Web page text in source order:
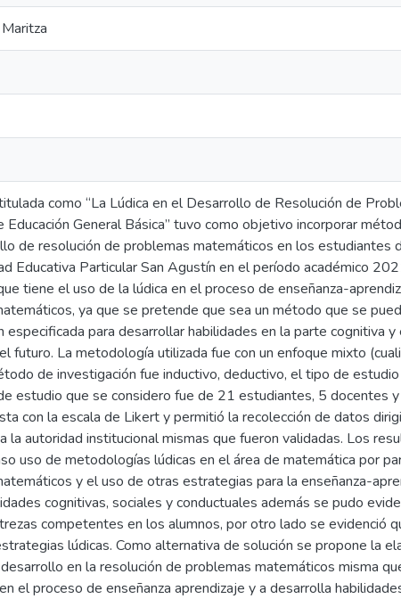
como “La Lúdica en el Desarrollo de Resolución de
General Básica” tuvo como objetivo incorporar
de resolución de problemas matemáticos en los estudiantes
Educativa Particular San Agustín en el período académico
tiene el uso de la lúdica en el proceso de enseñanza-
ya que se pretende que sea un método que se
especificada para desarrollar habilidades en la parte cognitiva
futuro. La metodología utilizada fue con un enfoque mixto
de investigación fue inductivo, deductivo, el tipo de
estudio que se considero fue de 21 estudiantes, 5 docentes
con la escala de Likert y permitió la recolección de datos
la autoridad institucional mismas que fueron validadas. Los
uso de metodologías lúdicas en el área de matemática por
y el uso de otras estrategias para la enseñanza-
cognitivas, sociales y conductuales además se pudo
competentes en los alumnos, por otro lado se evidenció
lúdicas. Como alternativa de solución se propone la
en la resolución de problemas matemáticos misma
el proceso de enseñanza aprendizaje y a desarrolla